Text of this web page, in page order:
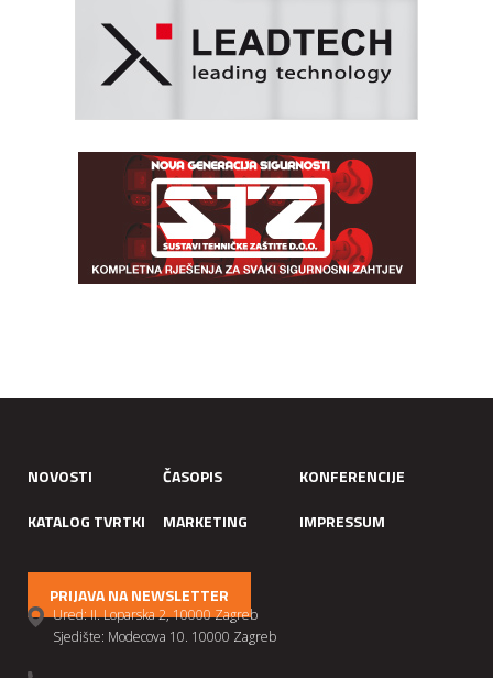
NOVOSTI ČASOPIS
KONFERENCIJE
KATALOG TVRTKI
MARKETING IMPRESSUM
PRIJAVA NA NEWSLETTER
Ured: II. Loparska 2, 10000 Zagreb
Sjedište: Modecova 10. 10000 Zagreb